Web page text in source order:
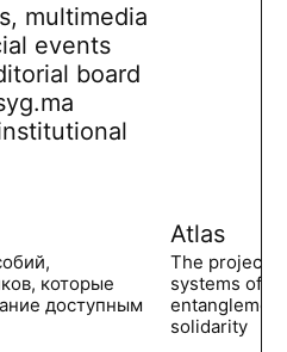
multimedia
events
board
которые
доступным
Atlas
The project
systems of
solidarity